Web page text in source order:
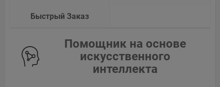
Быстрый Заказ
Помощник на основе
искусственного
интеллекта